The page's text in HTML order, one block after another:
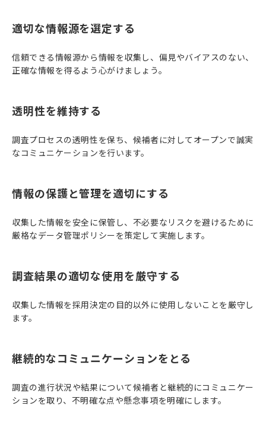
適切な情報源を選定する
信頼できる情報源から情報を収集し、偏見やバイアスのない、
正確な情報を得るよう心がけましょう。
透明性を維持する
調査プロセスの透明性を保ち、候補者に対してオープンで誠実
なコミュニケーションを行います。
情報の保護と管理を適切にする
収集した情報を安全に保管し、不必要なリスクを避けるために
厳格なデータ管理ポリシーを策定して実施します。
調査結果の適切な使用を厳守する
収集した情報を採用決定の目的以外に使用しないことを厳守し
ます。
継続的なコミュニケーションをとる
調査の進行状況や結果について候補者と継続的にコミュニケー
ションを取り、不明確な点や懸念事項を明確にします。